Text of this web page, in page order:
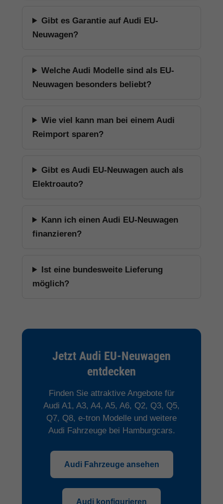
Gibt es Garantie auf Audi EU-
Neuwagen?
Welche Audi Modelle sind als EU-
Neuwagen besonders beliebt?
Wie viel kann man bei einem Audi
Reimport sparen?
Gibt es Audi EU-Neuwagen auch als
Elektroauto?
Kann ich einen Audi EU-Neuwagen
finanzieren?
Ist eine bundesweite Lieferung
möglich?
Jetzt Audi EU-Neuwagen
entdecken
Finden Sie attraktive Angebote für
Audi A1, A3, A4, A5, A6, Q2, Q3, Q5,
Q7, Q8, e-tron Modelle und weitere
Audi Fahrzeuge bei Hamburgcars.
Audi Fahrzeuge ansehen
Audi konfigurieren